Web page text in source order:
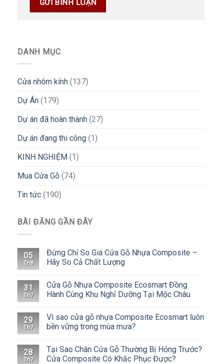
DANH MỤC
Cửa nhôm kính (137)
Dự Án (179)
Dự án đã hoàn thành (27)
Dự án đang thi công (1)
KINH NGHIỆM (1)
Mua Cửa Gỗ (74)
Tin tức (190)
BÀI ĐĂNG GẦN ĐÂY
05
Th8
Đừng Chỉ So Giá Cửa Gỗ Nhựa Composite –
Hãy So Cả Chất Lượng
31
Th7
Cửa Gỗ Nhựa Composite Ecosmart Đồng
Hành Cùng Khu Nghỉ Dưỡng Tại Mộc Châu
29
Th7
Vì sao cửa gỗ nhựa Composite Ecosmart luôn
bền vững trong mùa mưa?
28
Th7
Tại Sao Chân Cửa Gỗ Thường Bị Hỏng Trước?
Cửa Composite Có Khắc Phục Được?